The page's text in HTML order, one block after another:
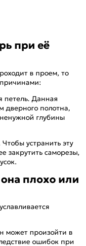
при её
в проем, то
петель. Данная
дверного полотна,
глубины
устранить эту
закрутить саморезы,
плохо или
может произойти в
ошибок при